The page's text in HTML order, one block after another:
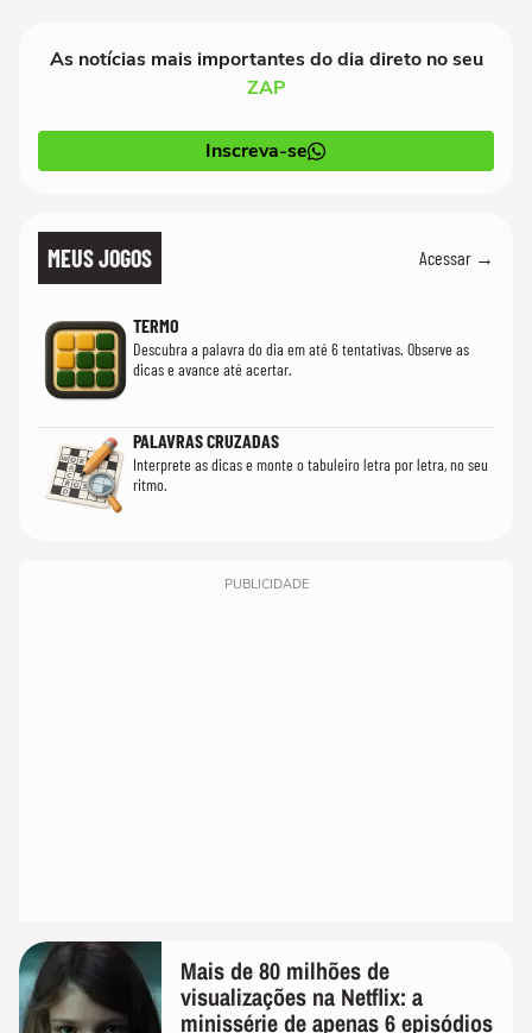
As notícias mais importantes do dia direto no seu
ZAP
Inscreva-se
MEUS JOGOS Acessar →
TERMO
Descubra a palavra do dia em até 6 tentativas. Observe as
dicas e avance até acertar.
PALAVRAS CRUZADAS
Interprete as dicas e monte o tabuleiro letra por letra, no seu
ritmo.
PUBLICIDADE
Mais de 80 milhões de
visualizações na Netflix: a
minissérie de apenas 6 episódios